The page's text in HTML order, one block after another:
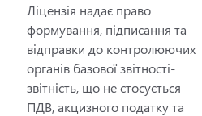
Ліцензія надає право
формування, підписання та
відправки до контролюючих
органів базової звітності-
звітність, що не стосується
ПДВ, акцизного податку та